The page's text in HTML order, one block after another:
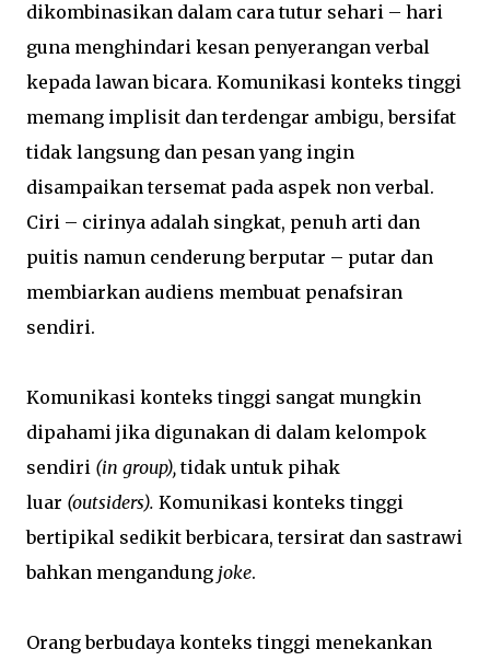
dikombinasikan dalam cara tutur sehari – hari
guna menghindari kesan penyerangan verbal
kepada lawan bicara. Komunikasi konteks tinggi
memang implisit dan terdengar ambigu, bersifat
tidak langsung dan pesan yang ingin
disampaikan tersemat pada aspek non verbal.
Ciri – cirinya adalah singkat, penuh arti dan
puitis namun cenderung berputar – putar dan
membiarkan audiens membuat penafsiran
sendiri.
Komunikasi konteks tinggi sangat mungkin
dipahami jika digunakan di dalam kelompok
sendiri (in group),tidak untuk pihak
luar (outsiders). Komunikasi konteks tinggi
bertipikal sedikit berbicara, tersirat dan sastrawi
bahkan mengandung joke.
Orang berbudaya konteks tinggi menekankan